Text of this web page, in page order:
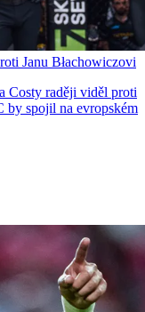
Janu Błachowiczovi
Costy raději viděl proti
by spojil na evropském